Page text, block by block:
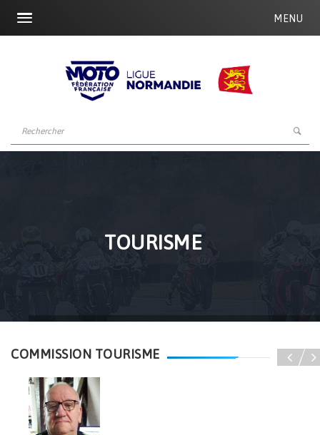
MENU
TOURISME
COMMISSION TOURISME